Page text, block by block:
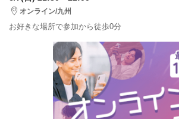
オンライン/九州
お好きな場所で参加から徒歩0分